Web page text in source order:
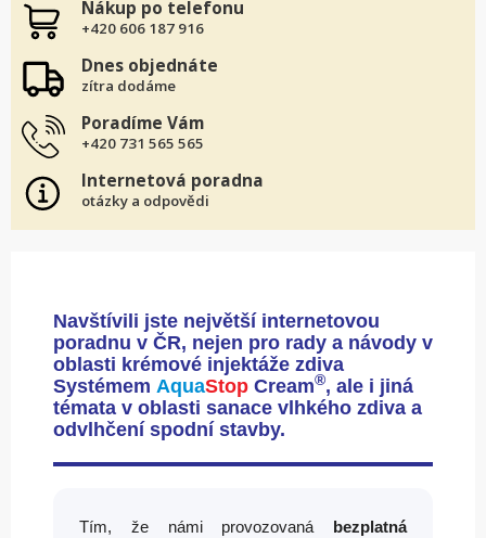
Nákup po telefonu
+420 606 187 916
Dnes objednáte
zítra dodáme
Poradíme Vám
+420 731 565 565
Internetová poradna
otázky a odpovědi
Navštívili jste největší internetovou
poradnu v ČR, nejen pro rady a návody v
oblasti krémové injektáže zdiva
Systémem AquaStop Cream®, ale i jiná
témata v oblasti sanace vlhkého zdiva a
odvlhčení spodní stavby.
Tím, že námi provozovaná bezplatná